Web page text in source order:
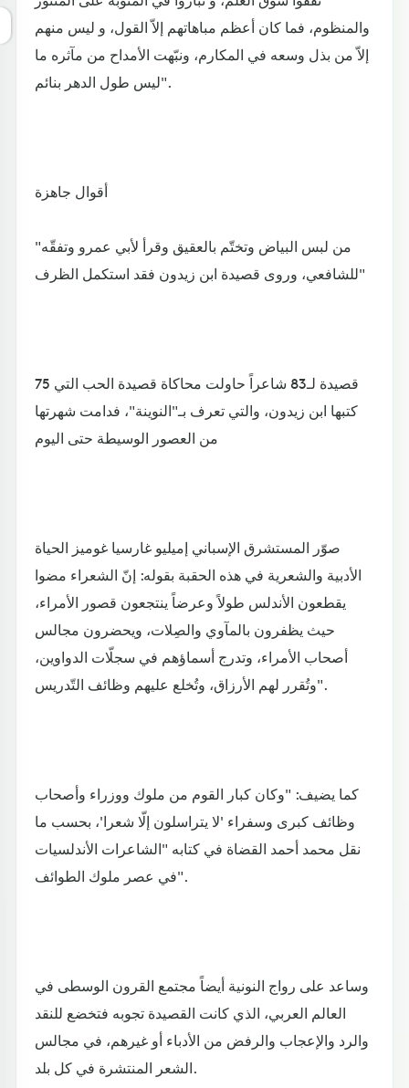
والمنظوم، فما كان أعظم مباهاتهم إلاّ القول، و ليس منهم
إلاّ من بذل وسعه في المكارم، ونبّهت الأمداح من مآثره ما
ليس طول الدهر بنائم".
أقوال جاهزة
"من لبس البياض وتختّم بالعقيق وقرأ لأبي عمرو وتفقّه
للشافعي، وروى قصيدة ابن زيدون فقد استكمل الظرف"
75 قصيدة لـ83 شاعراً حاولت محاكاة قصيدة الحب التي
كتبها ابن زيدون، والتي تعرف بـ"النوينة"، فدامت شهرتها
من العصور الوسيطة حتى اليوم
صوّر المستشرق الإسباني إميليو غارسيا غوميز الحياة
الأدبية والشعرية في هذه الحقبة بقوله: إنّ الشعراء مضوا
يقطعون الأندلس طولاً وعرضاً ينتجعون قصور الأمراء،
حيث يظفرون بالمآوي والصِلات، ويحضرون مجالس
أصحاب الأمراء، وتدرج أسماؤهم في سجلّات الدواوين،
وتُقرر لهم الأرزاق، وتُخلع عليهم وظائف التّدريس".
كما يضيف: "وكان كبار القوم من ملوك ووزراء وأصحاب
وظائف كبرى وسفراء 'لا يتراسلون إلّا شعرا'، بحسب ما
نقل محمد أحمد القضاة في كتابه "الشاعرات الأندلسيات
في عصر ملوك الطوائف".
وساعد على رواج النونية أيضاً مجتمع القرون الوسطى في
العالم العربي، الذي كانت القصيدة تجوبه فتخضع للنقد
والرد والإعجاب والرفض من الأدباء أو غيرهم، في مجالس
الشعر المنتشرة في كل بلد.